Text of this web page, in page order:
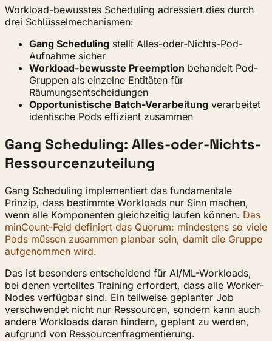
Workload-bewusstes Scheduling adressiert dies durch
drei Schlüsselmechanismen:
Gang Scheduling stellt Alles-oder-Nichts-Pod-
Aufnahme sicher
Workload-bewusste Preemption behandelt Pod-
Gruppen als einzelne Entitäten für
Räumungsentscheidungen
Opportunistische Batch-Verarbeitung verarbeitet
identische Pods effizient zusammen
Gang Scheduling: Alles-oder-Nichts-
Ressourcenzuteilung
Gang Scheduling implementiert das fundamentale
Prinzip, dass bestimmte Workloads nur Sinn machen,
wenn alle Komponenten gleichzeitig laufen können. Das
minCount-Feld definiert das Quorum: mindestens so viele
Pods müssen zusammen planbar sein, damit die Gruppe
aufgenommen wird.
Das ist besonders entscheidend für AI/ML-Workloads,
bei denen verteiltes Training erfordert, dass alle Worker-
Nodes verfügbar sind. Ein teilweise geplanter Job
verschwendet nicht nur Ressourcen, sondern kann auch
andere Workloads daran hindern, geplant zu werden,
aufgrund von Ressourcenfragmentierung.